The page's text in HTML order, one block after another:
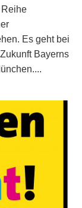
Es geht bei
Bayerns